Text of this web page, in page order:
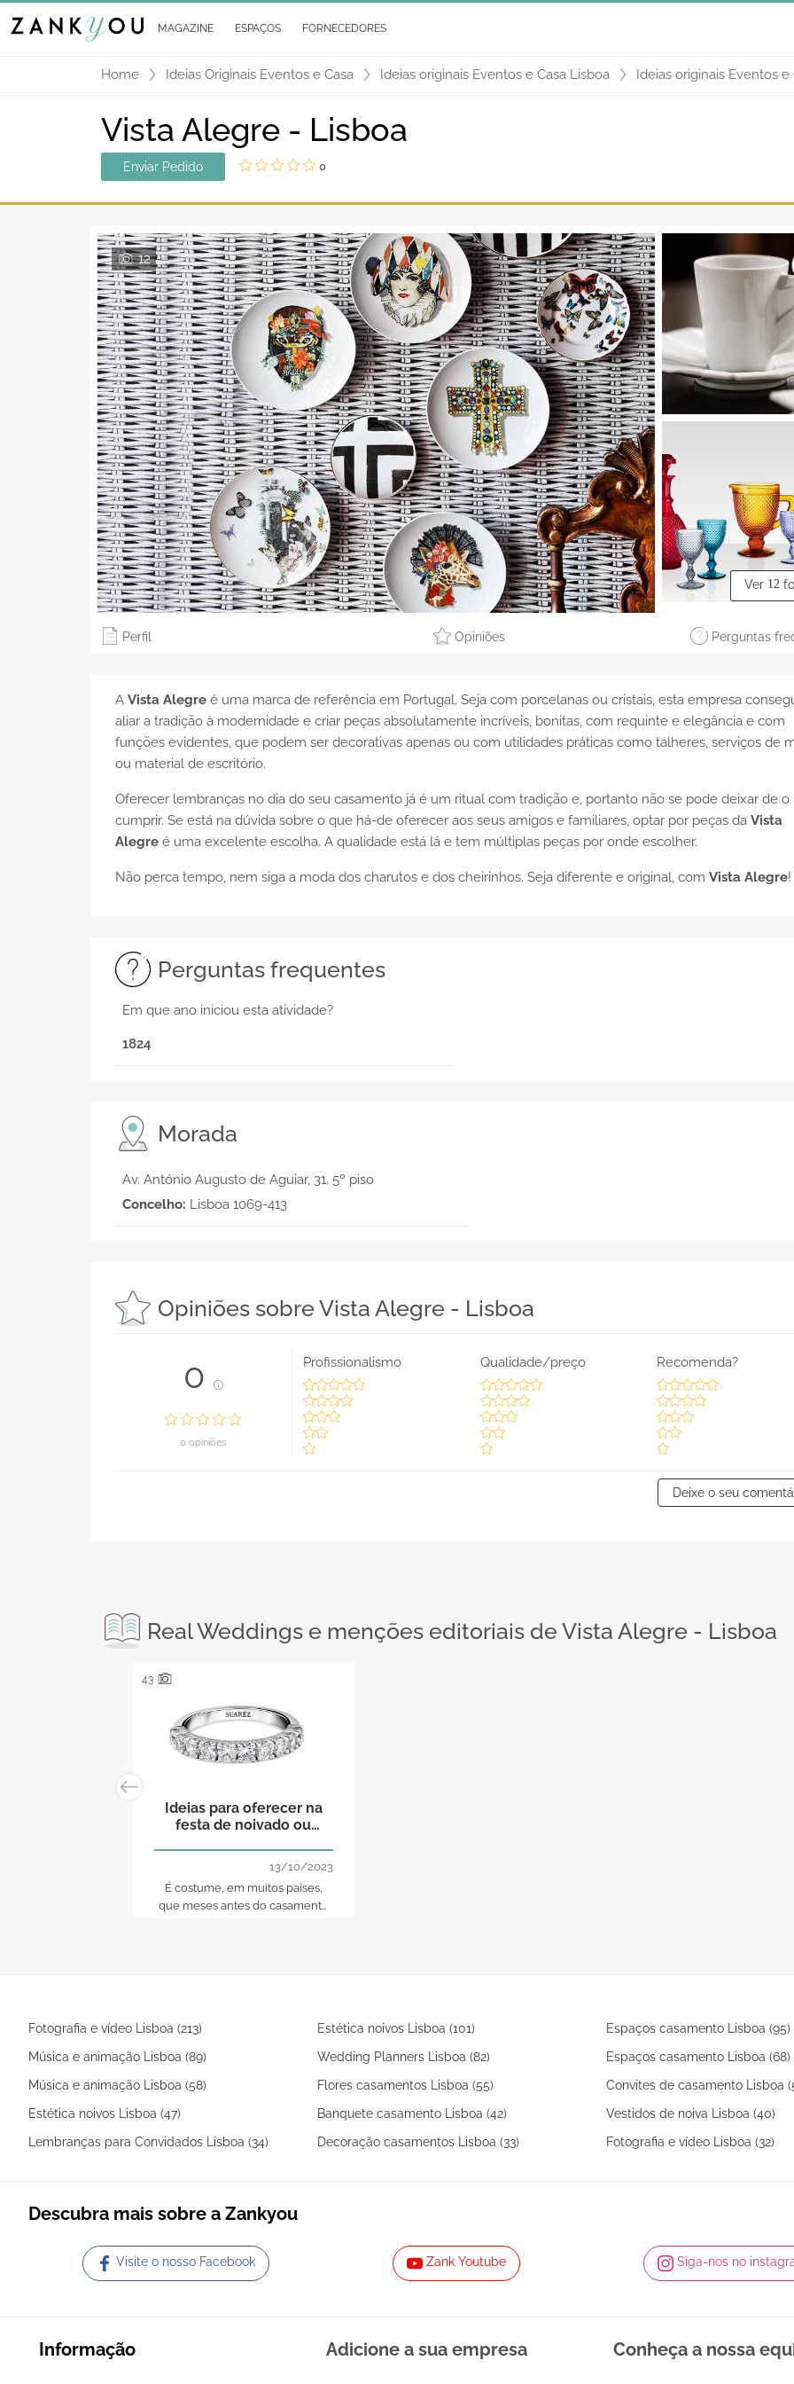
MAGAZINE ESPAÇOS FORNECEDORES
Home Ideias Originais Eventos e Casa Ideias originais Eventos e Casa Lisboa Ideias originais Eventos e
Vista Alegre - Lisboa
Enviar Pedido 0
12
Ver 12
Perfil Opiniões Perguntas
A Vista Alegre é uma marca de referência em Portugal. Seja com porcelanas ou cristais, esta empresa
aliar a tradição à modernidade e criar peças absolutamente incríveis, bonitas, com requinte e elegância e com
funções evidentes, que podem ser decorativas apenas ou com utilidades práticas como talheres, serviços de
ou material de escritório.
Oferecer lembranças no dia do seu casamento já é um ritual com tradição e, portanto não se pode deixar de o
cumprir. Se está na dúvida sobre o que há-de oferecer aos seus amigos e familiares, optar por peças da Vista
Alegre é uma excelente escolha. A qualidade está lá e tem múltiplas peças por onde escolher.
Não perca tempo, nem siga a moda dos charutos e dos cheirinhos. Seja diferente e original, com Vista Alegre!
Perguntas frequentes
Em que ano iniciou esta atividade?
1824
Morada
Av. António Augusto de Aguiar, 31. 5º piso
Concelho: Lisboa 1069-413
Opiniões sobre Vista Alegre - Lisboa
0
0 opiniões
Profissionalismo Qualidade/preço Recomenda?
Deixe o seu
Real Weddings e menções editoriais de Vista Alegre - Lisboa
Ideias para oferecer na
festa de noivado ou
13/10/2023
É costume, em muitos países,
que meses antes do casamento
43
Fotografia e vídeo Lisboa (213) Estética noivos Lisboa (101)
Espaços casamento Lisboa (95)
Música e animação Lisboa (89)
Wedding Planners Lisboa (82)
Espaços casamento Lisboa (68)
Música e animação Lisboa (58)
Flores casamentos Lisboa (55)
Convites de casamento Lisboa
Estética noivos Lisboa (47)
Banquete casamento Lisboa (42)
Vestidos de noiva Lisboa (40)
Lembranças para Convidados Lisboa (34)
Decoração casamentos Lisboa (33) Fotografia e vídeo Lisboa (32)
Descubra mais sobre a Zankyou
Visite o nosso Facebook Zank Youtube Siga-nos no
Informação Adicione a sua empresa Conheça a nossa